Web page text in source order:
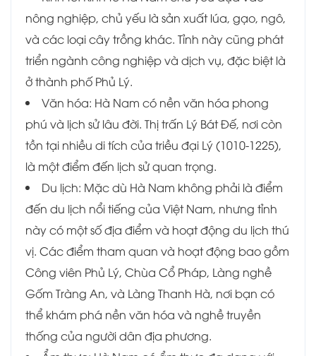
nông nghiệp, chủ yếu là sản xuất lúa, gạo, ngô,
và các loại cây trồng khác. Tỉnh này cũng phát
triển ngành công nghiệp và dịch vụ, đặc biệt là
ở thành phố Phủ Lý.
Văn hóa: Hà Nam có nền văn hóa phong
phú và lịch sử lâu đời. Thị trấn Lý Bát Đế, nơi còn
tồn tại nhiều di tích của triều đại Lý (1010-1225),
là một điểm đến lịch sử quan trọng.
Du lịch: Mặc dù Hà Nam không phải là điểm
đến du lịch nổi tiếng của Việt Nam, nhưng tỉnh
này có một số địa điểm và hoạt động du lịch thú
vị. Các điểm tham quan và hoạt động bao gồm
Công viên Phủ Lý, Chùa Cổ Pháp, Làng nghề
Gốm Tràng An, và Làng Thanh Hà, nơi bạn có
thể khám phá nền văn hóa và nghề truyền
thống của người dân địa phương.